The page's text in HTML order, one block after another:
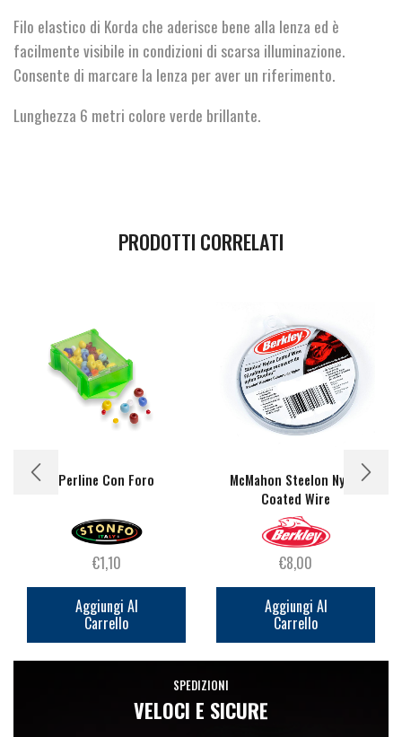
Filo elastico di Korda che aderisce bene alla lenza ed è
facilmente visibile in condizioni di scarsa illuminazione.
Consente di marcare la lenza per aver un riferimento.
Lunghezza 6 metri colore verde brillante.
PRODOTTI CORRELATI
Perline Con Foro
€1,10
Aggiungi Al
Carrello
McMahon Steelon Nylon
Coated Wire
€8,00
Aggiungi Al
Carrello
SPEDIZIONI
VELOCI E SICURE